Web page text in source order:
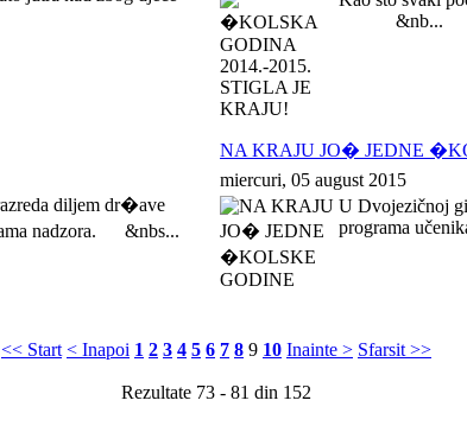
&nb...
diljem dr�ave
nadzora. &nbs...
NA KRAJU JO� JEDNE
miercuri, 05 august 2015
U Dvojezičnoj
programa
<< Start < Inapoi 1 2 3 4 5 6 7 8 9 10 Inainte > Sfarsit >>
Rezultate 73 - 81 din 152